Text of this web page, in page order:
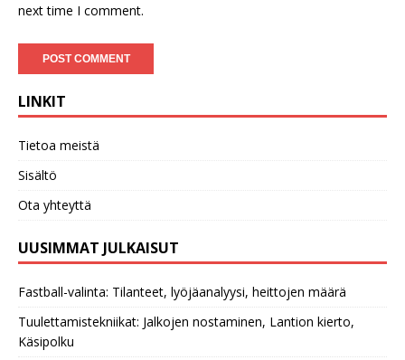
next time I comment.
LINKIT
Tietoa meistä
Sisältö
Ota yhteyttä
UUSIMMAT JULKAISUT
Fastball-valinta: Tilanteet, lyöjäanalyysi, heittojen määrä
Tuulettamistekniikat: Jalkojen nostaminen, Lantion kierto,
Käsipolku